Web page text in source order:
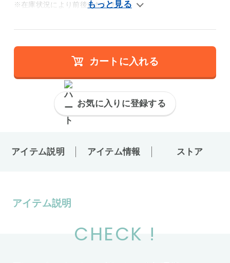
※在庫状況により前後いたします。
カートに入れる
お気に入りに登録する
アイテム説明 アイテム情報 ストア
アイテム説明
CHECK !